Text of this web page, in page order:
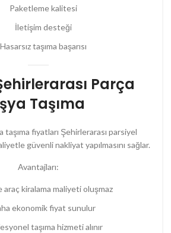
Paketleme kalitesi
İletişim desteği
Hasarsız taşıma başarısı
Parça
Taşıma
taşıma fiyatları Şehirlerarası parsiyel
güvenli nakliyat yapılmasını sağlar.
Avantajları:
araç kiralama maliyeti oluşmaz
ekonomik fiyat sunulur
taşıma hizmeti alınır